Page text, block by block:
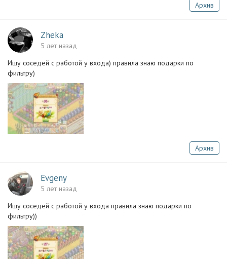
Архив
Zheka
5 лет назад
Ищу соседей с работой у входа) правила знаю подарки по
фильтру)
Архив
Evgeny
5 лет назад
Ищу соседей с работой у входа правила знаю подарки по
фильтру))